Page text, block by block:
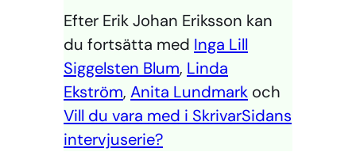
Efter Erik Johan Eriksson kan
du fortsätta med Inga Lill
Siggelsten Blum, Linda
Ekström, Anita Lundmark och
Vill du vara med i SkrivarSidans
intervjuserie?